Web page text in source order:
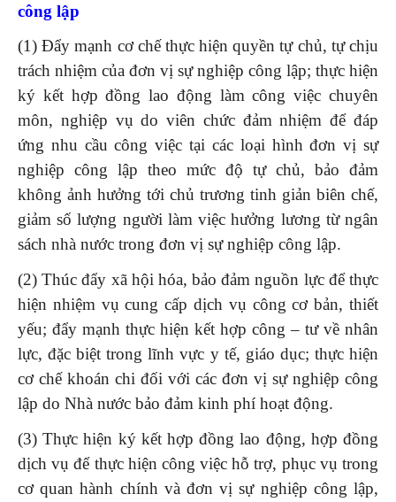
công lập
(1) Đẩy mạnh cơ chế thực hiện quyền tự chủ, tự chịu
trách nhiệm của đơn vị sự nghiệp công lập; thực hiện
ký kết hợp đồng lao động làm công việc chuyên
môn, nghiệp vụ do viên chức đảm nhiệm để đáp
ứng nhu cầu công việc tại các loại hình đơn vị sự
nghiệp công lập theo mức độ tự chủ, bảo đảm
không ảnh hưởng tới chủ trương tinh giản biên chế,
giảm số lượng người làm việc hưởng lương từ ngân
sách nhà nước trong đơn vị sự nghiệp công lập.
(2) Thúc đẩy xã hội hóa, bảo đảm nguồn lực để thực
hiện nhiệm vụ cung cấp dịch vụ công cơ bản, thiết
yếu; đẩy mạnh thực hiện kết hợp công – tư về nhân
lực, đặc biệt trong lĩnh vực y tế, giáo dục; thực hiện
cơ chế khoán chi đối với các đơn vị sự nghiệp công
lập do Nhà nước bảo đảm kinh phí hoạt động.
(3) Thực hiện ký kết hợp đồng lao động, hợp đồng
dịch vụ để thực hiện công việc hỗ trợ, phục vụ trong
cơ quan hành chính và đơn vị sự nghiệp công lập,